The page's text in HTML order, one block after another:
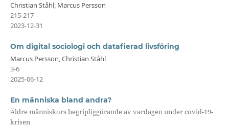
Christian Ståhl, Marcus Persson
215-217
2023-12-31
Om digital sociologi och datafierad livsföring
Marcus Persson, Christian Ståhl
3-6
2025-06-12
En människa bland andra?
Äldre människors begripliggörande av vardagen under covid-19-
krisen